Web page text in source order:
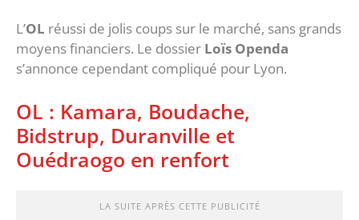
L’OL réussi de jolis coups sur le marché, sans grands
moyens financiers. Le dossier Loïs Openda
s’annonce cependant compliqué pour Lyon.
OL : Kamara, Boudache,
Bidstrup, Duranville et
Ouédraogo en renfort
LA SUITE APRÈS CETTE PUBLICITÉ